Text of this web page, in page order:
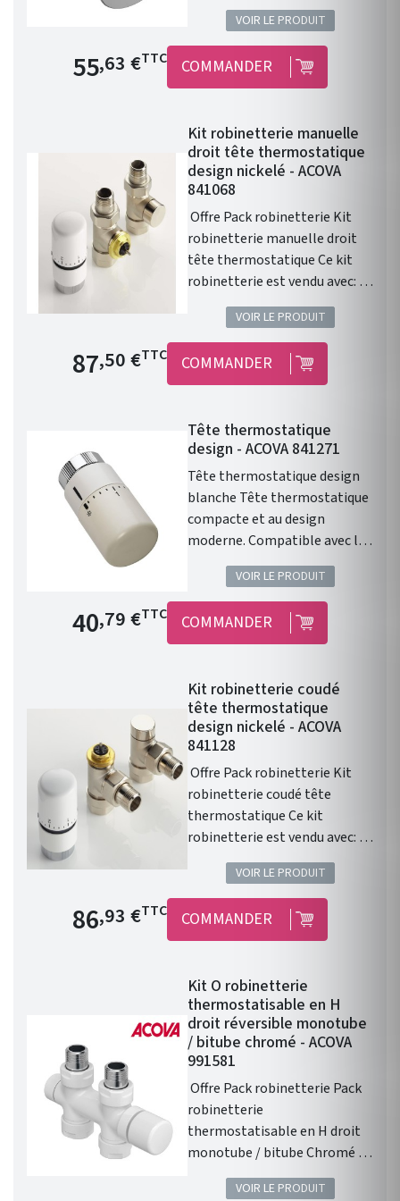
compatible avec l'ensemble
de la gamme de chauffage
central Fassane Prem's de
chez ACOVA .
VOIR LE PRODUIT
Prix de base
55,63 €TTC COMMANDER
Kit robinetterie manuelle
droit tête thermostatique
design nickelé - ACOVA
841068
Offre Pack robinetterie Kit
robinetterie manuelle droit
tête thermostatique Ce kit
robinetterie est vendu avec: 1
robinet droit 1/2" . 1 té de
réglage 1/2" . 1 tete
thermostatique design
blanche . 1 paire de raccords
cuivre 14. 1 paire de raccords
fonctionnelle. Kit
robinetterie compatible avec
chauffage central Fassane
Prem's ACOVA .
VOIR LE PRODUIT
Prix de base
87,50 €TTC COMMANDER
Tête thermostatique
design - ACOVA 841271
Tête thermostatique design
blanche Tête thermostatique
compacte et au design
moderne. Compatible avec les
radiateurs eau chaude ACOVA.
Type de raccord : M30 x1,5.
Finition : Blanc. 46 Couleurs en
option. Cette tête
thermostatique design
avec précision de la
température d'un radiateur ou
d'un sèche serviette à eau
chaude.
VOIR LE PRODUIT
Prix de base
40,79 €TTC COMMANDER
Kit robinetterie coudé
tête thermostatique
design nickelé - ACOVA
841128
Offre Pack robinetterie Kit
robinetterie coudé tête
thermostatique Ce kit
robinetterie est vendu avec: 1
robinet équerre 1/2" . 1 coude
de réglage 1/2" . 1 tete
thermostatique design
blanche . 1 paire de raccords
cuivre 14. 1 paire de raccords
fonctionnelle. Kit
robinetterie compatible avec
chauffage central Fassane
VOIR LE PRODUIT
Prix de base
86,93 €TTC COMMANDER
Kit O robinetterie
thermostatisable en H
droit réversible monotube
/ bitube chromé - ACOVA
991581
Offre Pack robinetterie Pack
robinetterie
thermostatisable en H droit
monotube / bitube Chromé :
réversible pour une sortie de
tête à gauche ou à droite ! Ce
VOIR LE PRODUIT